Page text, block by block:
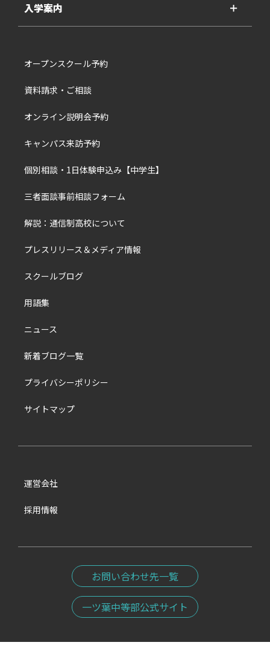
入学案内 ＋
オープンスクール予約
資料請求・ご相談
オンライン説明会予約
キャンパス来訪予約
個別相談・1日体験申込み【中学生】
三者面談事前相談フォーム
解説：通信制高校について
プレスリリース＆メディア情報
スクールブログ
用語集
ニュース
新着ブログ一覧
プライバシーポリシー
サイトマップ
運営会社
採用情報
お問い合わせ先一覧
一ツ葉中等部公式サイト